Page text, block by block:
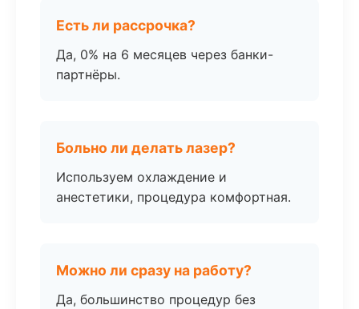
Есть ли рассрочка?
Да, 0% на 6 месяцев через банки-
партнёры.
Больно ли делать лазер?
Используем охлаждение и
анестетики, процедура комфортная.
Можно ли сразу на работу?
Да, большинство процедур без